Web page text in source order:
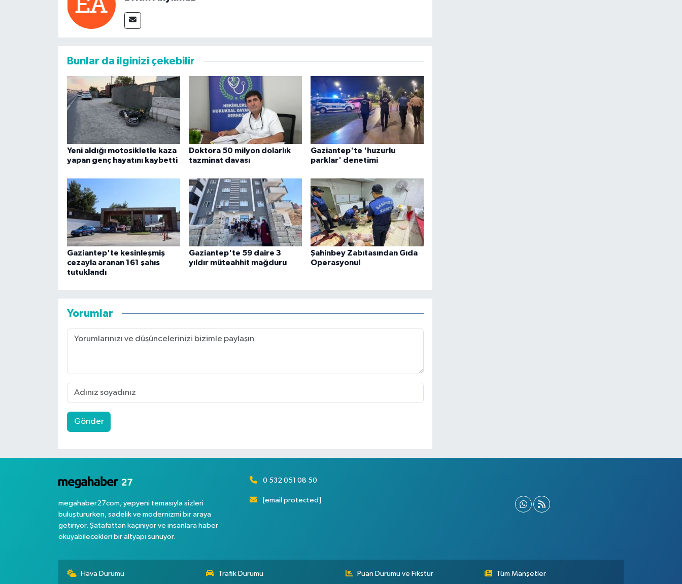
Bunlar da ilginizi çekebilir
Yeni aldığı motosikletle kaza
yapan genç hayatını kaybetti
Doktora 50 milyon dolarlık
tazminat davası
Gaziantep'te 'huzurlu
parklar' denetimi
Gaziantep'te kesinleşmiş
cezayla aranan 161 şahıs
tutuklandı
Gaziantep'te 59 daire 3
yıldır müteahhit mağduru
Şahinbey Zabıtasından Gıda
Operasyonu!
Yorumlar
Gönder
megahaber27com, yepyeni temasıyla sizleri
buluştururken, sadelik ve modernizmi bir araya
getiriyor. Şatafattan kaçınıyor ve insanlara haber
okuyabilecekleri bir altyapı sunuyor.
0 532 051 08 50
[email protected]
Hava Durumu Trafik Durumu Puan Durumu ve Fikstür Tüm Manşetler